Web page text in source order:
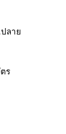
ลาย
ร